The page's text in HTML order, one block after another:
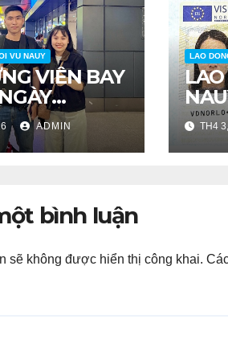
VU NAUY
VIÊN BAY
ADMIN
LAO
TH4
bình luận
sẽ không được hiển thị công khai.